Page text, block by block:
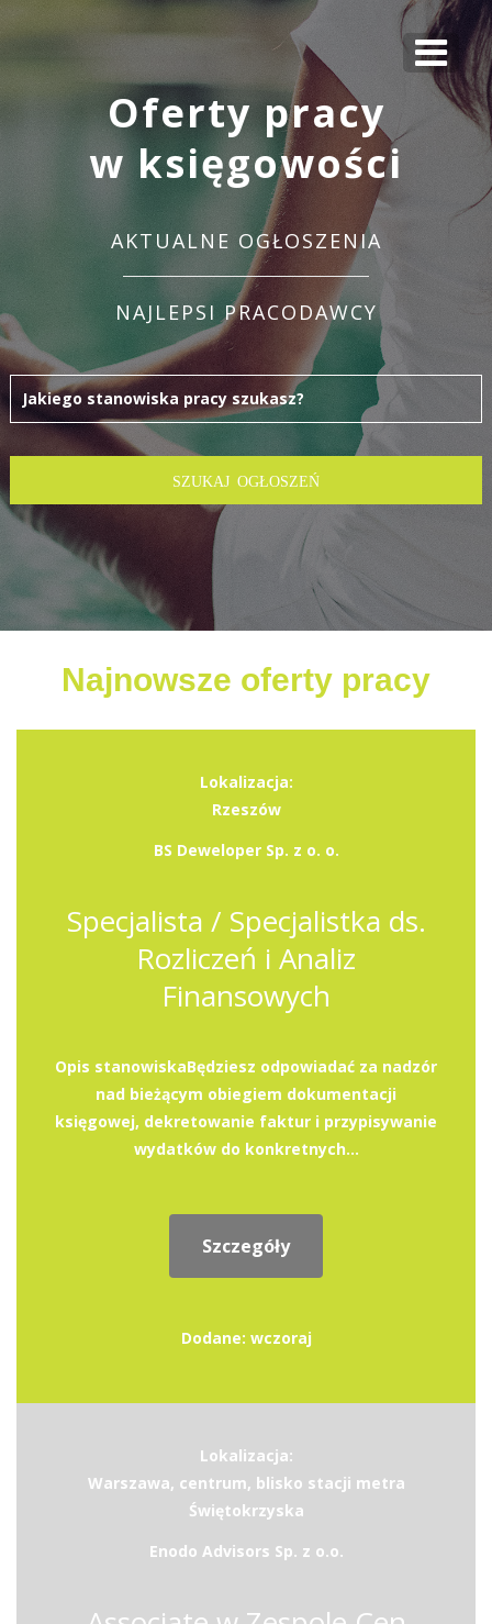
Oferty pracy
w księgowości
AKTUALNE OGŁOSZENIA
NAJLEPSI PRACODAWCY
Najnowsze oferty pracy
Lokalizacja:
Rzeszów
BS Deweloper Sp. z o. o.
Specjalista / Specjalistka ds.
Rozliczeń i Analiz
Finansowych
Opis stanowiskaBędziesz odpowiadać za nadzór
nad bieżącym obiegiem dokumentacji
księgowej, dekretowanie faktur i przypisywanie
wydatków do konkretnych...
Szczegóły
Dodane: wczoraj
Lokalizacja:
Warszawa, centrum, blisko stacji metra
Świętokrzyska
Enodo Advisors Sp. z o.o.